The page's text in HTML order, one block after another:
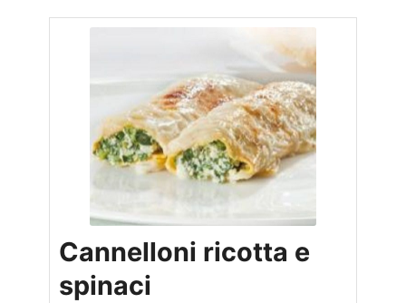
Cannelloni ricotta e
spinaci